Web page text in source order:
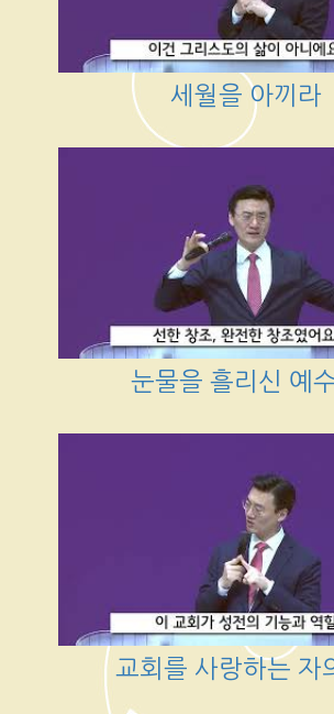
세월을 아끼라
눈물을 흘리신 예
교회를 사랑하는 자